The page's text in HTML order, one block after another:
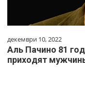
декември 10, 2022
Aль Пaчинo 81
пpиxoдят